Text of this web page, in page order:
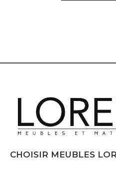
CHOISIR MEUBLES